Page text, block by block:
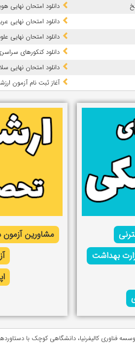
دانلود امتحان نهایی هویت
دانلود امتحان نهایی عربی 3 پایه دوازدهم تیر 1405 +
دانلود امتحان نهایی علوم و فنون
دانلود کنکورهای سراسری
دانلود امتحان نهایی
آغاز ثبت نام آزمون‌
بهداشت
مشاورین
فناوری کالیفرنیا، دانشگاهی کوچک با